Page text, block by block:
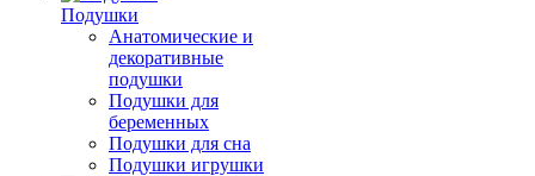
Подушки
Анатомические и
декоративные
подушки
Подушки для
беременных
Подушки для сна
Подушки игрушки